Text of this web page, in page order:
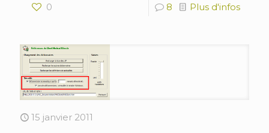
0 8 Plus d'infos
15 janvier 2011